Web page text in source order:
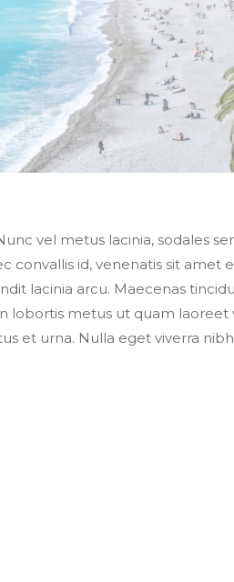
vel metus lacinia, sodales
convallis id, venenatis sit amet
lacinia arcu. Maecenas
metus ut quam laoreet
et urna. Nulla eget viverra